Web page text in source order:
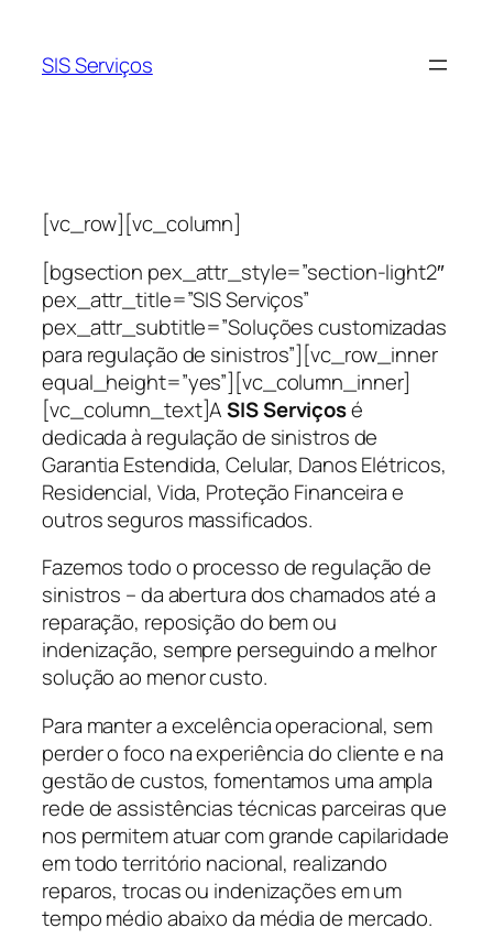
SIS Serviços
[vc_row][vc_column]
[bgsection pex_attr_style=”section-light2″
pex_attr_title=”SIS Serviços”
pex_attr_subtitle=”Soluções customizadas
para regulação de sinistros”][vc_row_inner
equal_height=”yes”][vc_column_inner]
[vc_column_text]ASIS Serviçosé
dedicada à regulação de sinistros de
Garantia Estendida, Celular, Danos Elétricos,
Residencial, Vida, Proteção Financeira e
outros seguros massificados.
Fazemos todo o processo de regulação de
sinistros – da abertura dos chamados até a
reparação, reposição do bem ou
indenização, sempre perseguindo a melhor
solução ao menor custo.
Para manter a excelência operacional, sem
perder o foco na experiência do cliente e na
gestão de custos, fomentamos uma ampla
rede de assistências técnicas parceiras que
nos permitem atuar com grande capilaridade
em todo território nacional, realizando
reparos, trocas ou indenizações em um
tempo médio abaixo da média de mercado.